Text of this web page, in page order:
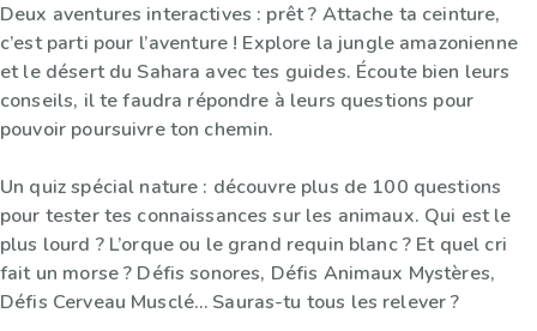
Deux aventures interactives : prêt ? Attache ta ceinture,
c’est parti pour l’aventure ! Explore la jungle amazonienne
et le désert du Sahara avec tes guides. Écoute bien leurs
conseils, il te faudra répondre à leurs questions pour
pouvoir poursuivre ton chemin.
Un quiz spécial nature : découvre plus de 100 questions
pour tester tes connaissances sur les animaux. Qui est le
plus lourd ? L’orque ou le grand requin blanc ? Et quel cri
fait un morse ? Défis sonores, Défis Animaux Mystères,
Défis Cerveau Musclé… Sauras-tu tous les relever ?